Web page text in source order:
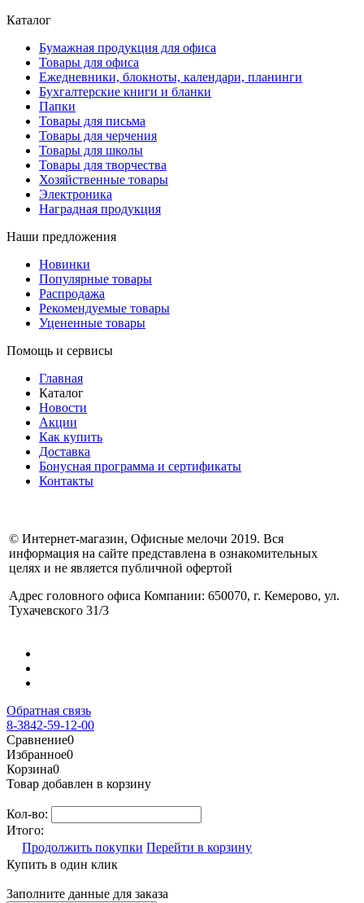
Каталог
Бумажная продукция для офиса
Товары для офиса
Ежедневники, блокноты, календари, планинги
Бухгалтерские книги и бланки
Папки
Товары для письма
Товары для черчения
Товары для школы
Товары для творчества
Хозяйственные товары
Электроника
Наградная продукция
Наши предложения
Новинки
Популярные товары
Распродажа
Рекомендуемые товары
Уцененные товары
Помощь и сервисы
Главная
Каталог
Новости
Акции
Как купить
Доставка
Бонусная программа и сертификаты
Контакты
© Интернет-магазин, Офисные мелочи 2019. Вся
информация на сайте представлена в ознакомительных
целях и не является публичной офертой
Адрес головного офиса Компании: 650070, г. Кемерово, ул.
Тухачевского 31/3
Обратная связь
8-3842-59-12-00
Сравнение0
Избранное0
Корзина0
Товар добавлен в корзину
Кол-во:
Итого:
Продолжить покупки Перейти в корзину
Купить в один клик
Заполните данные для заказа